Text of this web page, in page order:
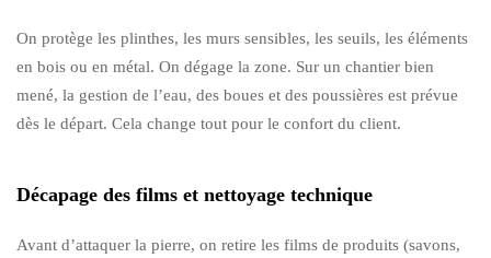
On protège les plinthes, les murs sensibles, les seuils, les éléments
en bois ou en métal. On dégage la zone. Sur un chantier bien
mené, la gestion de l’eau, des boues et des poussières est prévue
dès le départ. Cela change tout pour le confort du client.
Décapage des films et nettoyage technique
Avant d’attaquer la pierre, on retire les films de produits (savons,